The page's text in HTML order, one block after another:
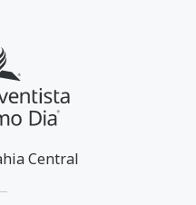
Central